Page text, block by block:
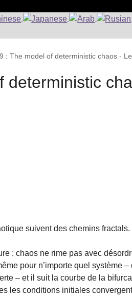
: The model of deterministic chaos -
deterministic
suivent des chemins fractals.
: chaos ne rime pas avec
pour n’importe quel système –
– et il suit la courbe de la
les conditions initiales